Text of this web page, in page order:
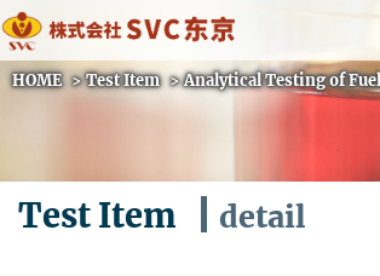
HOME >Test Item >Analytical Testing of Fuel
Test Item detail